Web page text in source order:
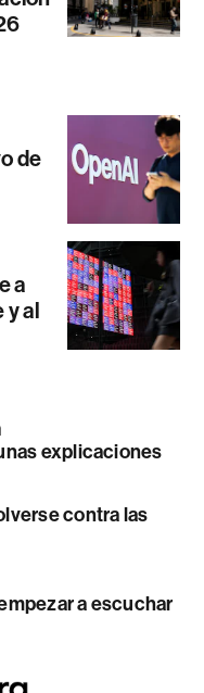
de
a
y al
explicaciones
contra las
a escuchar